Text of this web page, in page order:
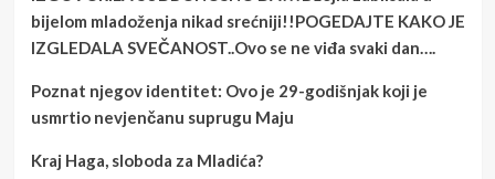
bijelom mladoženja nikad srećniji!!POGEDAJTE KAKO JE
IZGLEDALA SVEČANOST..Ovo se ne viđa svaki dan….
Poznat njegov identitet: Ovo je 29-godišnjak koji je
usmrtio nevjenčanu suprugu Maju
Kraj Haga, sloboda za Mladića?